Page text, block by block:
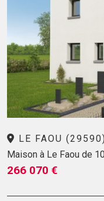
LE FAOU
Maison à Le Faou de
266 070 €